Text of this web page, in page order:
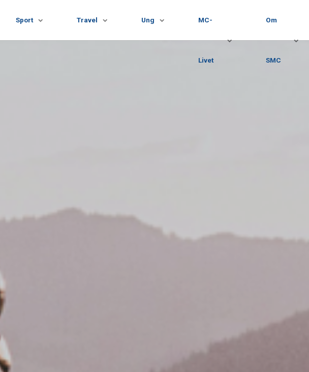
Sport Travel Ung MC-
Livet
Om
SMC